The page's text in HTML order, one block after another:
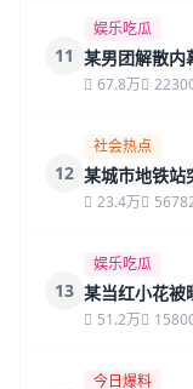
11
娱乐吃瓜
某男团解散内
67.8万
12
社会热点
某城市地铁站
23.4万 5678
13
娱乐吃瓜
某当红小花被
51.2万
今日爆料